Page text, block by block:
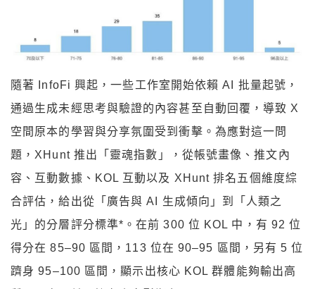
隨著 InfoFi 興起，一些工作室開始依賴 AI 批量起號，
通過生成未經思考與驗證的內容甚至自動回覆，導致 X
空間原本的學習與分享氛圍受到衝擊。為應對這一問
題，XHunt 推出「靈魂指數」，從帳號畫像、推文內
容、互動數據、KOL 互動以及 XHunt 排名五個維度綜
合評估，給出從「廣告與 AI 生成傾向」到「人類之
光」的分層評分標準*。在前 300 位 KOL 中，有 92 位
得分在 85–90 區間，113 位在 90–95 區間，另有 5 位
躋身 95–100 區間，顯示出核心 KOL 群體能夠輸出高